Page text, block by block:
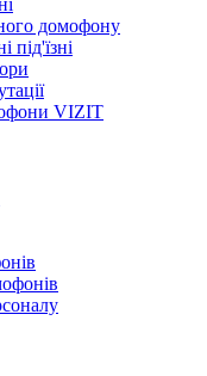
домофону
під'їзні
VIZIT